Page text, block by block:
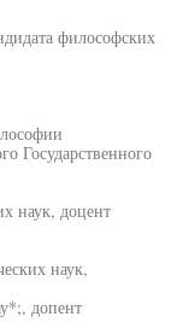
философских
Государственного
наук, доцент
наук,
допент